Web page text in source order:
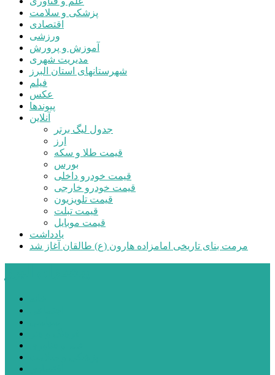
پزشکی و سلامت
اقتصادی
ورزشی
آموزش و پرورش
مدیریت شهری
شهرستانهای استان البرز
فیلم
عکس
پیوندها
آنلاین
جدول لیگ برتر
ارز
قیمت طلا و سکه
بورس
قیمت خودرو داخلی
قیمت خودرو خارجی
قیمت تلویزیون
قیمت تبلت
قیمت موبایل
یادداشت
مرمت بنای تاریخی امامزاده هارون (ع) طالقان آغاز شد